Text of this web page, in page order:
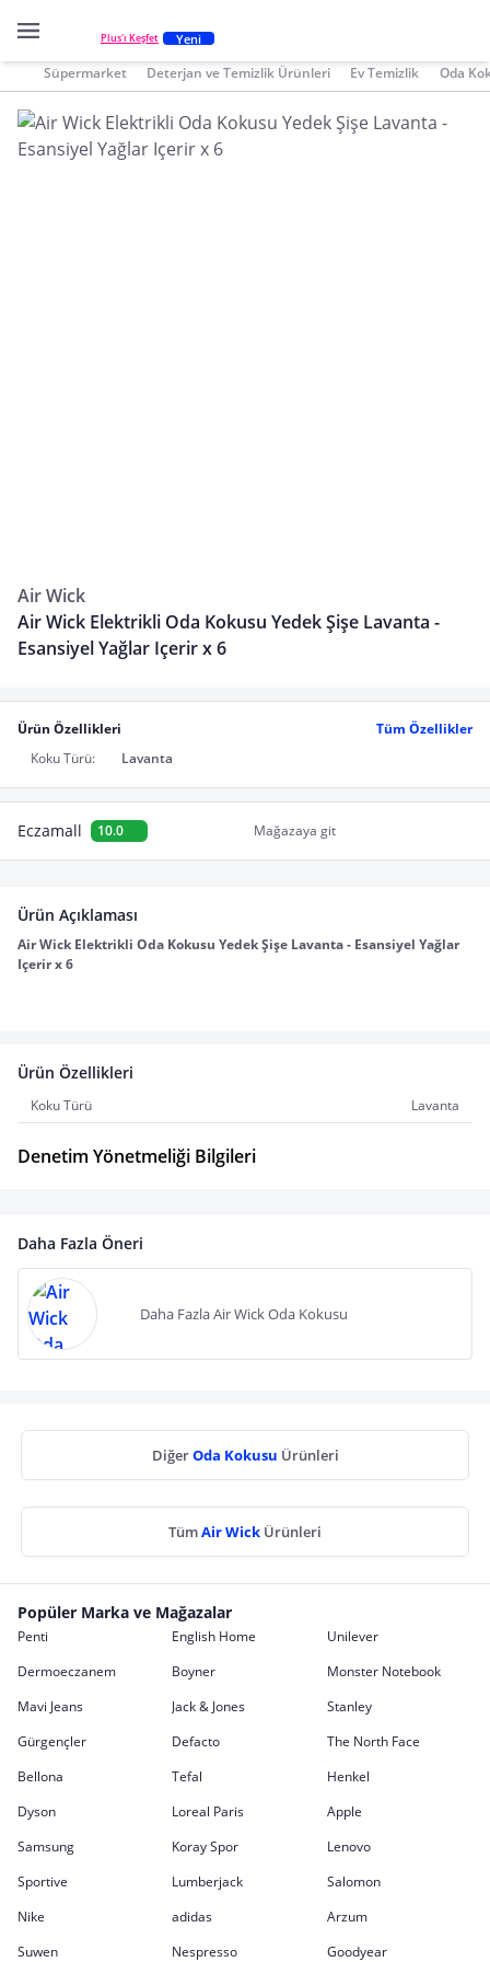
Plus'ı Keşfet Yeni
Süpermarket Deterjan ve Temizlik Ürünleri Ev Temizlik Oda
Air Wick
Air Wick Elektrikli Oda Kokusu Yedek Şişe Lavanta -
Esansiyel Yağlar Içerir x 6
Ürün Özellikleri
Tüm Özellikler
Koku Türü:
Lavanta
Eczamall 10.0 Mağazaya git
Ürün Açıklaması
Air Wick Elektrikli Oda Kokusu Yedek Şişe Lavanta - Esansiyel Yağlar
Içerir x 6
Ürün Özellikleri
Koku Türü Lavanta
Denetim Yönetmeliği Bilgileri
Daha Fazla Öneri
Daha Fazla Air Wick Oda Kokusu
DiğerOda Kokusu Ürünleri
TümAir Wick Ürünleri
Popüler Marka ve Mağazalar
Penti English Home
Unilever
Dermoeczanem
Boyner
Monster Notebook
Mavi Jeans
Jack & Jones
Stanley
Gürgençler
Defacto
The North Face
Bellona
Tefal
Henkel
Dyson
Loreal Paris
Apple
Samsung
Koray Spor
Lenovo
Sportive
Lumberjack
Salomon
Nike
adidas
Arzum
Suwen
Nespresso Goodyear